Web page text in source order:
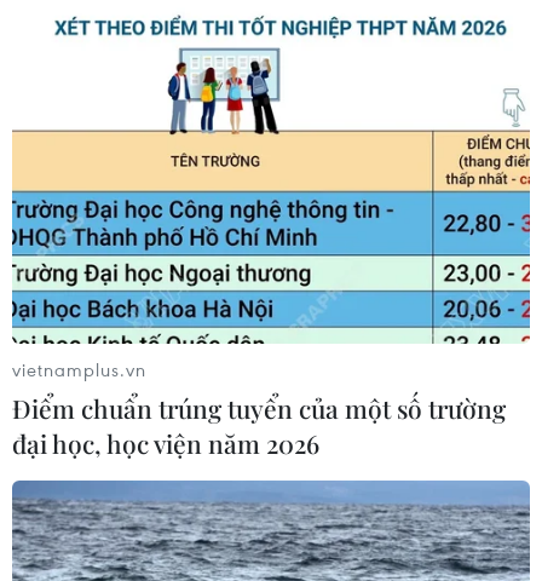
vietnamplus.vn
Điểm chuẩn trúng tuyển của một số trường
đại học, học viện năm 2026